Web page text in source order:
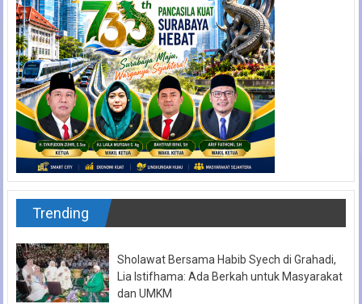
Trending
Sholawat Bersama Habib Syech di Grahadi,
Lia Istifhama: Ada Berkah untuk Masyarakat
dan UMKM